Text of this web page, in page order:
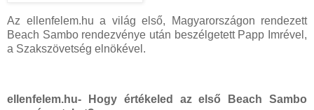
Az ellenfelem.hu a világ első, Magyarországon rendezett
Beach Sambo rendezvénye után beszélgetett Papp Imrével,
a Szakszövetség elnökével.
ellenfelem.hu- Hogy értékeled az első Beach Sambo